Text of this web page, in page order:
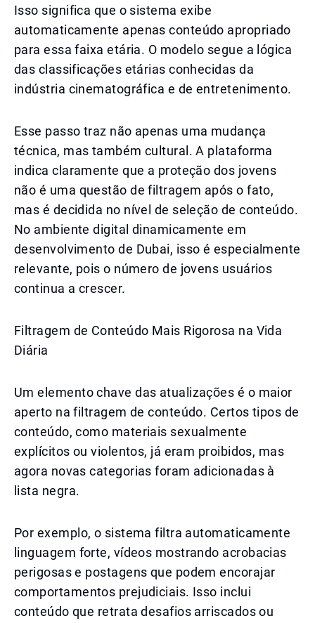
Isso significa que o sistema exibe
automaticamente apenas conteúdo apropriado
para essa faixa etária. O modelo segue a lógica
das classificações etárias conhecidas da
indústria cinematográfica e de entretenimento.
Esse passo traz não apenas uma mudança
técnica, mas também cultural. A plataforma
indica claramente que a proteção dos jovens
não é uma questão de filtragem após o fato,
mas é decidida no nível de seleção de conteúdo.
No ambiente digital dinamicamente em
desenvolvimento de Dubai, isso é especialmente
relevante, pois o número de jovens usuários
continua a crescer.
Filtragem de Conteúdo Mais Rigorosa na Vida
Diária
Um elemento chave das atualizações é o maior
aperto na filtragem de conteúdo. Certos tipos de
conteúdo, como materiais sexualmente
explícitos ou violentos, já eram proibidos, mas
agora novas categorias foram adicionadas à
lista negra.
Por exemplo, o sistema filtra automaticamente
linguagem forte, vídeos mostrando acrobacias
perigosas e postagens que podem encorajar
comportamentos prejudiciais. Isso inclui
conteúdo que retrata desafios arriscados ou